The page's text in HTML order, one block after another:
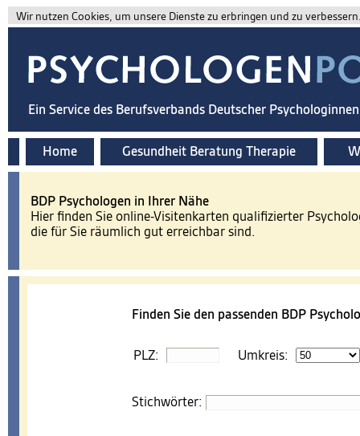
Wir nutzen Cookies, um unsere Dienste zu erbringen und zu
Ein Service des Berufsverbands Deutscher
Home Gesundheit Beratung Therapie
BDP Psychologen in Ihrer Nähe
Hier finden Sie online-Visitenkarten qualifizierter
die für Sie räumlich gut erreichbar sind.
Finden Sie den passenden BDP
PLZ: Umkreis:
Stichwörter: